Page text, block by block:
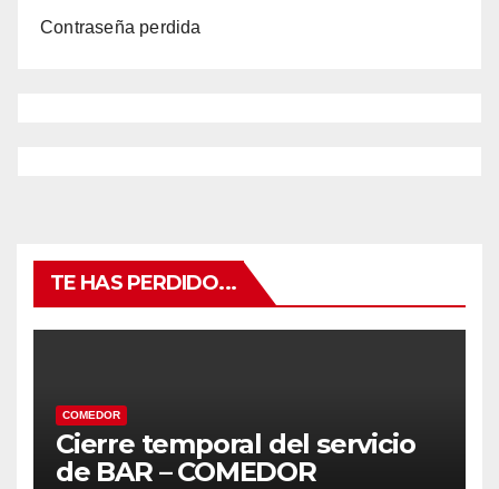
Contraseña perdida
TE HAS PERDIDO...
COMEDOR
Cierre temporal del servicio
de BAR – COMEDOR